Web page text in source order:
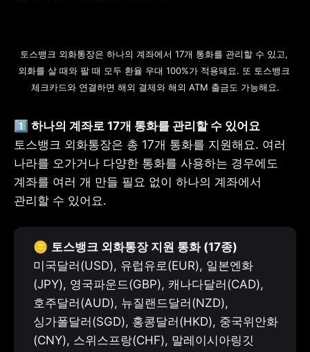
토스뱅크 외화통장은 하나의 계좌에서 17개 통화를 관리할 수 있고,
외화를 살 때와 팔 때 모두 환율 우대 100%가 적용돼요. 또 토스뱅크
체크카드와 연결하면 해외 결제와 해외 ATM 출금도 가능해요.
토스뱅크 외화통장은 총 17개 통화를 지원해요. 여러
나라를 오가거나 다양한 통화를 사용하는 경우에도
계좌를 여러 개 만들 필요 없이 하나의 계좌에서
관리할 수 있어요.
🪙
미국달러(USD), 유럽유로(EUR), 일본엔화
(JPY), 영국파운드(GBP), 캐나다달러(CAD),
호주달러(AUD), 뉴질랜드달러(NZD),
싱가폴달러(SGD), 홍콩달러(HKD), 중국위안화
(CNY), 스위스프랑(CHF), 말레이시아링깃